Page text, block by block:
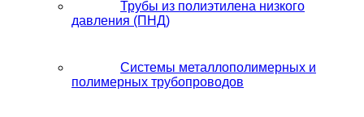
Трубы из полиэтилена низкого
давления (ПНД)
Системы металлополимерных и
полимерных трубопроводов